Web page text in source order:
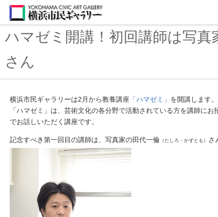
ハマゼミ開講！初回講師は写真
さん
横浜市民ギャラリーは2月から教養講座 「ハマゼミ」 を開講します。
「ハマゼミ」は、芸術文化の各分野で活動されている方を講師に
でお話しいただく講座です。
記念すべき第一回目の講師は、写真家の田代一倫 （たしろ・かずとも） さ